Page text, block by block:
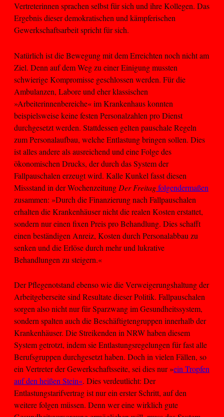
Vertreterinnen sprachen selbst für sich und ihre Kollegen. Das
Ergebnis dieser demokratischen und kämpferischen
Gewerkschaftsarbeit spricht für sich.
Natürlich ist die Bewegung mit dem Erreichten noch nicht am
Ziel. Denn auf dem Weg zu einer Einigung mussten
schwierige Kompromisse geschlossen werden. Für die
Ambulanzen, Labore und eher klassischen
»Arbeiterinnenbereiche« im Krankenhaus konnten
beispielsweise keine festen Personalzahlen pro Dienst
durchgesetzt werden. Stattdessen gelten pauschale Regeln
zum Personalaufbau, welche Entlastung bringen sollen. Dies
ist alles andere als ausreichend und eine Folge des
ökonomischen Drucks, der durch das System der
Fallpauschalen erzeugt wird. Kalle Kunkel fasst diesen
Missstand in der Wochenzeitung Der Freitagfolgendermaßen
zusammen: »Durch die Finanzierung nach Fallpauschalen
erhalten die Krankenhäuser nicht die realen Kosten erstattet,
sondern nur einen fixen Preis pro Behandlung. Dies schafft
einen beständigen Anreiz, Kosten durch Personalabbau zu
senken und die Erlöse durch mehr und lukrative
Behandlungen zu steigern.«
Der Pflegenotstand ebenso wie die Verweigerungshaltung der
Arbeitgeberseite sind Resultate dieser Politik. Fallpauschalen
sorgen also nicht nur für Sparzwang im Gesundheitssystem,
sondern spalten auch die Beschäftigtengruppen innerhalb der
Krankenhäuser. Die Streikenden in NRW haben diesem
System getrotzt, indem sie Entlastungsregelungen für fast alle
Berufsgruppen durchgesetzt haben. Doch in vielen Fällen, so
ein Vertreter der Gewerkschaftsseite, sei dies nur »ein Tropfen
auf den heißen Stein«. Dies verdeutlicht: Der
Entlastungstarifvertrag ist nur ein erster Schritt, auf den
weitere folgen müssen. Denn wer eine wirklich gute